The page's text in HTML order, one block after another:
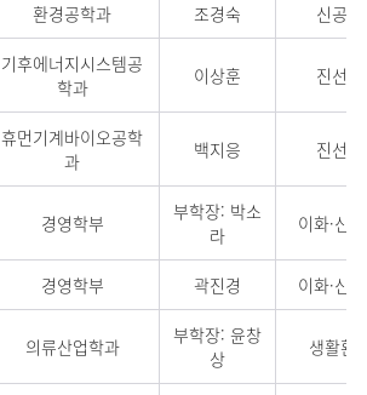
환경공학과 조경숙 신공
기후에너지시스템공
학과
이상훈 진선
휴먼기계바이오공학
과
백지응 진선
경영학부
부학장: 박소
라
이화·신
경영학부 곽진경 이화·신
의류산업학과
부학장: 윤창
상
생활환